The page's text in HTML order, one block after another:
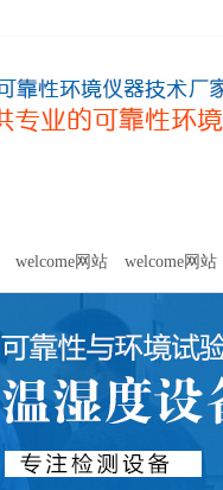
welcome网站 welcome网站